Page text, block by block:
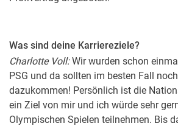
Was sind deine Karriereziele?
Charlotte Voll:Wir wurden schon
PSG und da sollten im besten Fall
dazukommen! Persönlich ist die
ein Ziel von mir und ich würde sehr
Olympischen Spielen teilnehmen. Bis